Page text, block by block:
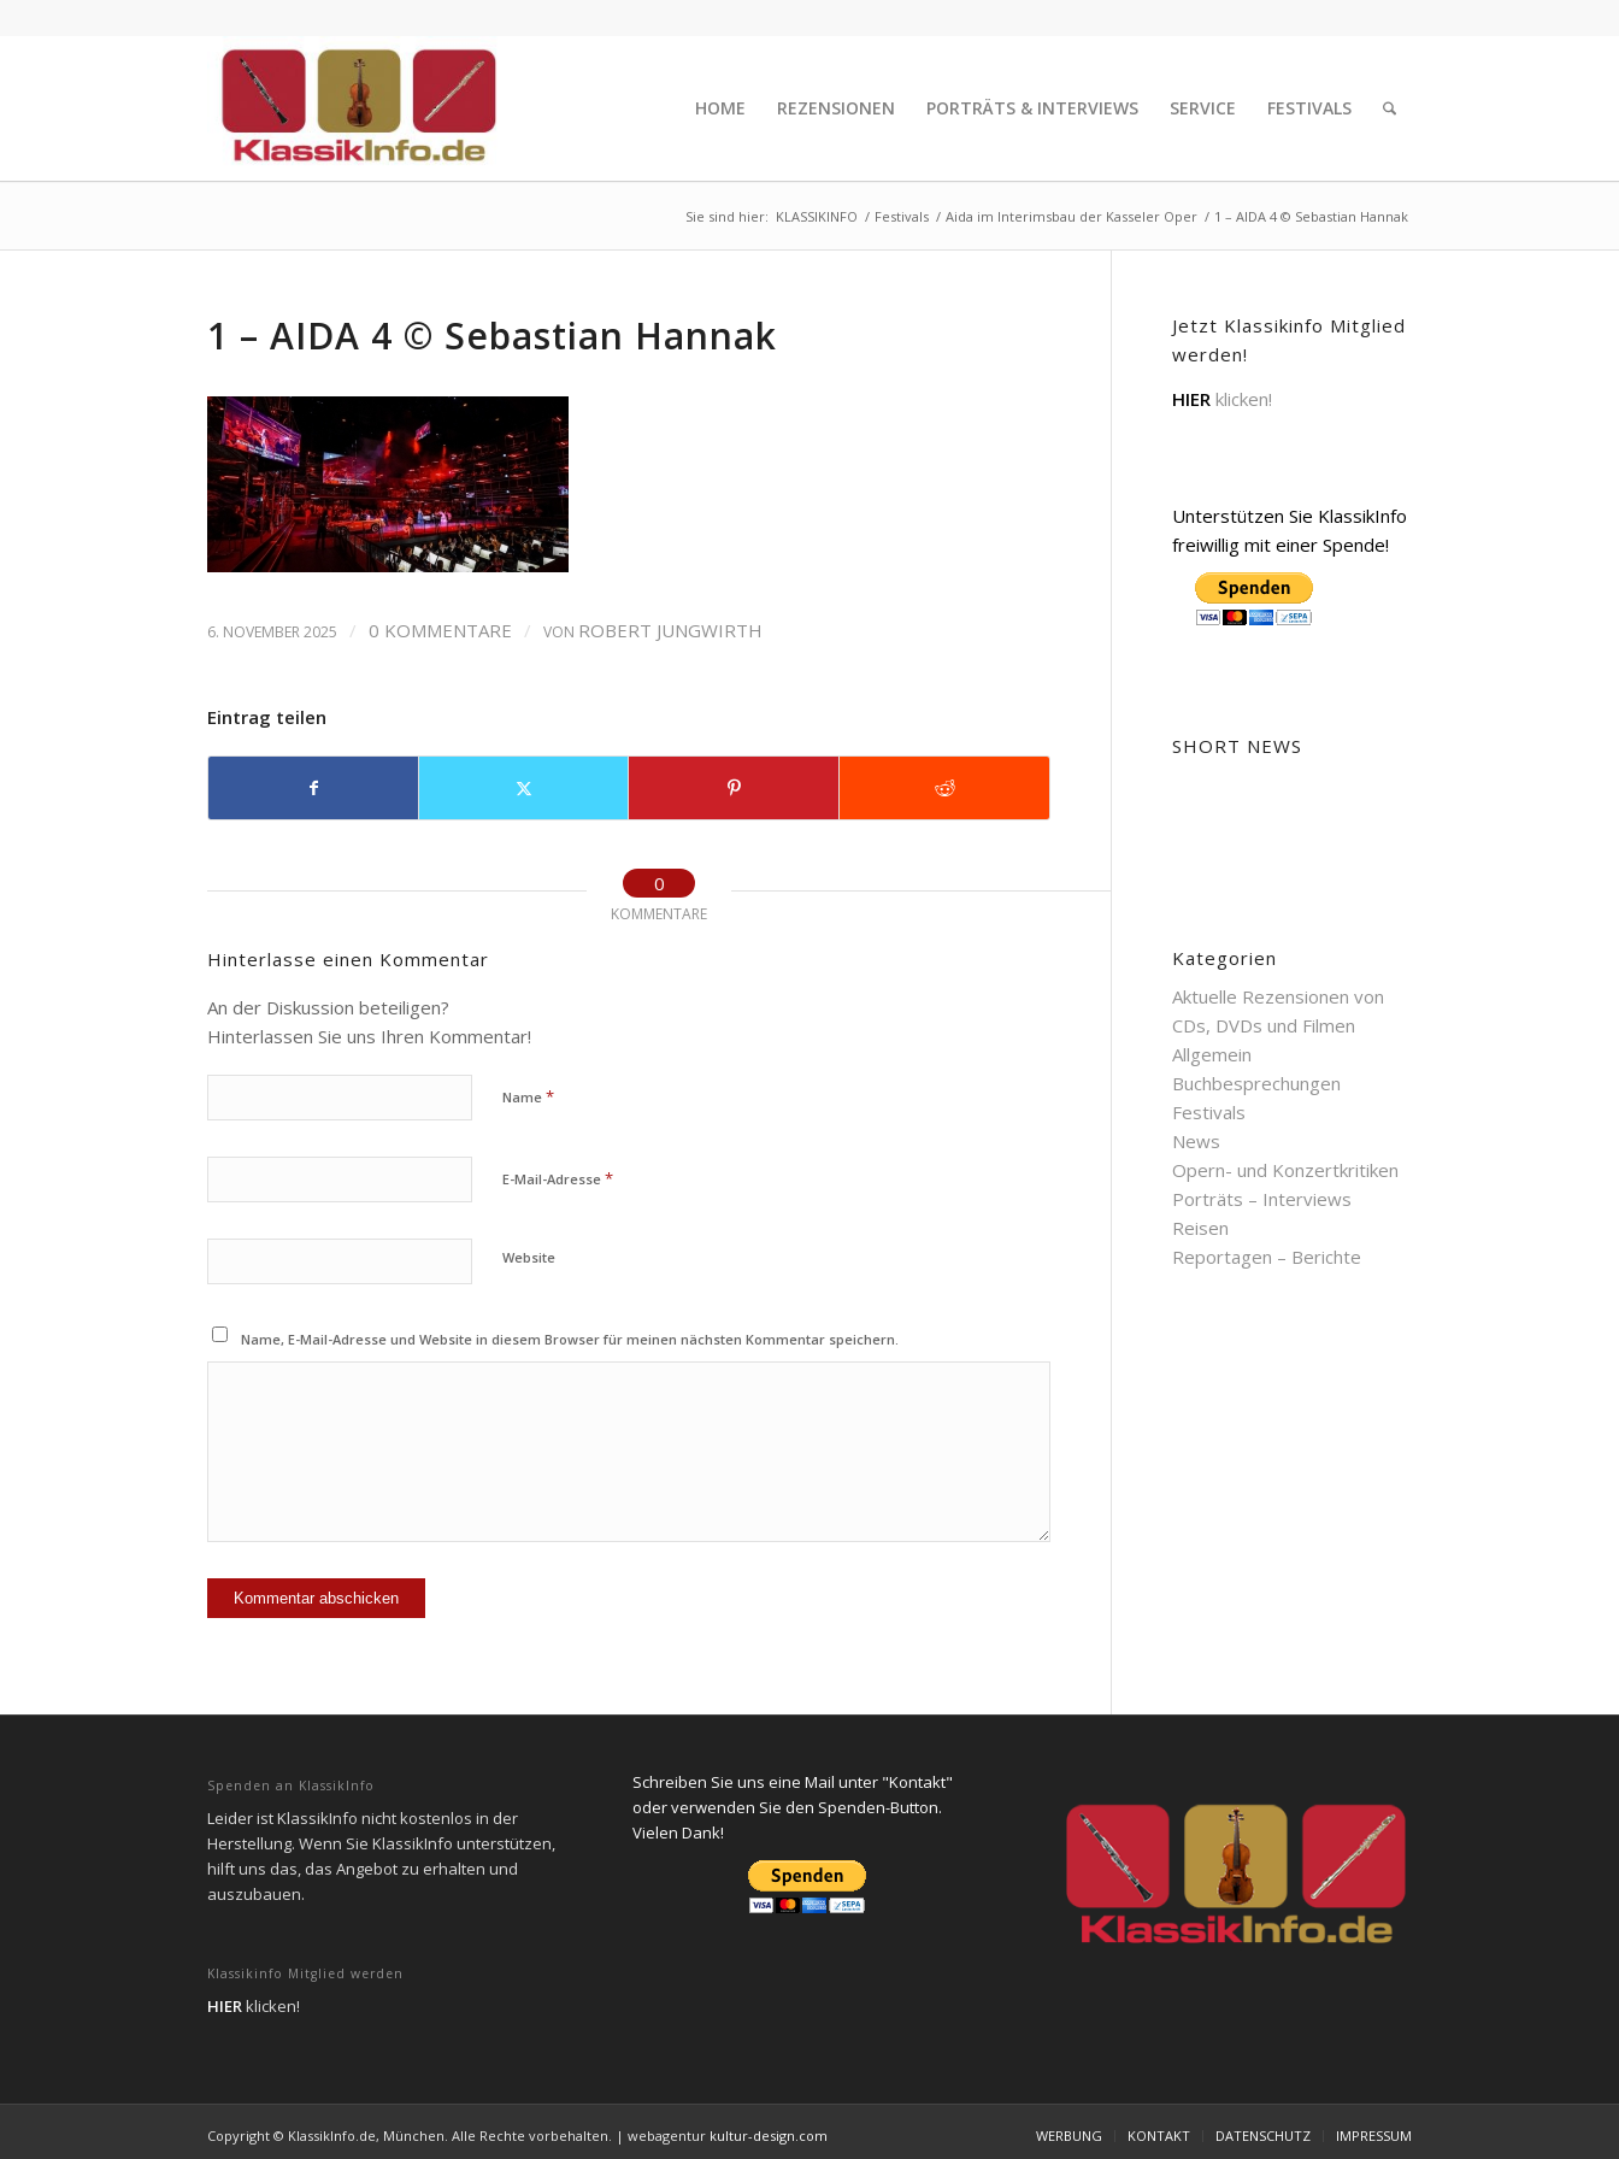
HOME REZENSIONEN PORTRÄTS & INTERVIEWS SERVICE FESTIVALS
Sie sind hier: KLASSIKINFO / Festivals / Aida im Interimsbau der Kasseler Oper / 1 – AIDA 4 © Sebastian Hannak
1 – AIDA 4 © Sebastian Hannak
6. NOVEMBER 2025 / 0 KOMMENTARE / VON ROBERT JUNGWIRTH
Eintrag teilen
0
KOMMENTARE
Hinterlasse einen Kommentar
An der Diskussion beteiligen?
Hinterlassen Sie uns Ihren Kommentar!
Name *
E-Mail-Adresse *
Website
Name, E-Mail-Adresse und Website in diesem Browser für meinen nächsten Kommentar speichern.
Jetzt Klassikinfo Mitglied
werden!
HIER klicken!
Unterstützen Sie KlassikInfo
freiwillig mit einer Spende!
SHORT NEWS
Kategorien
Aktuelle Rezensionen von
CDs, DVDs und Filmen
Allgemein
Buchbesprechungen
Festivals
News
Opern- und Konzertkritiken
Porträts – Interviews
Reisen
Reportagen – Berichte
Spenden an KlassikInfo
Leider ist KlassikInfo nicht kostenlos in der
Herstellung. Wenn Sie KlassikInfo unterstützen,
hilft uns das, das Angebot zu erhalten und
auszubauen.
Klassikinfo Mitglied werden
HIERklicken!
Schreiben Sie uns eine Mail unter "Kontakt"
oder verwenden Sie den Spenden-Button.
Vielen Dank!
Copyright © KlassikInfo.de, München. Alle Rechte vorbehalten. | webagentur kultur-design.com WERBUNG KONTAKT DATENSCHUTZ IMPRESSUM